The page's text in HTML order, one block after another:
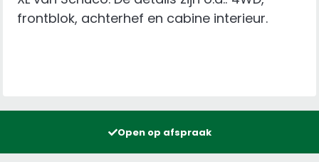
frontblok, achterhef en cabine interieur.
Open op afspraak